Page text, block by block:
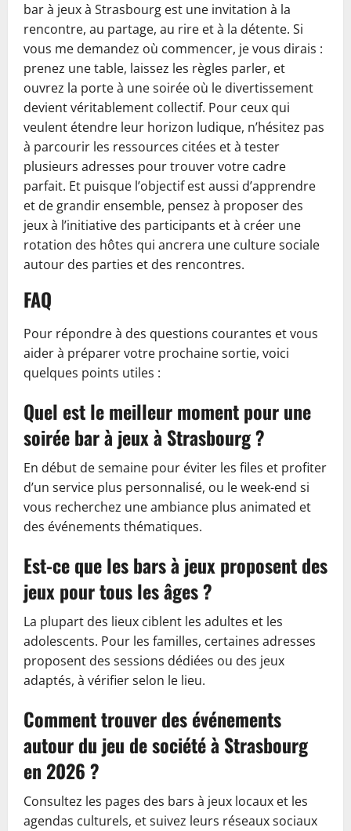
bar à jeux à Strasbourg est une invitation à la
rencontre, au partage, au rire et à la détente. Si
vous me demandez où commencer, je vous dirais :
prenez une table, laissez les règles parler, et
ouvrez la porte à une soirée où le divertissement
devient véritablement collectif. Pour ceux qui
veulent étendre leur horizon ludique, n’hésitez pas
à parcourir les ressources citées et à tester
plusieurs adresses pour trouver votre cadre
parfait. Et puisque l’objectif est aussi d’apprendre
et de grandir ensemble, pensez à proposer des
jeux à l’initiative des participants et à créer une
rotation des hôtes qui ancrera une culture sociale
autour des parties et des rencontres.
FAQ
Pour répondre à des questions courantes et vous
aider à préparer votre prochaine sortie, voici
quelques points utiles :
Quel est le meilleur moment pour une
soirée bar à jeux à Strasbourg ?
En début de semaine pour éviter les files et profiter
d’un service plus personnalisé, ou le week-end si
vous recherchez une ambiance plus animated et
des événements thématiques.
Est-ce que les bars à jeux proposent des
jeux pour tous les âges ?
La plupart des lieux ciblent les adultes et les
adolescents. Pour les familles, certaines adresses
proposent des sessions dédiées ou des jeux
adaptés, à vérifier selon le lieu.
Comment trouver des événements
autour du jeu de société à Strasbourg
en 2026 ?
Consultez les pages des bars à jeux locaux et les
agendas culturels, et suivez leurs réseaux sociaux